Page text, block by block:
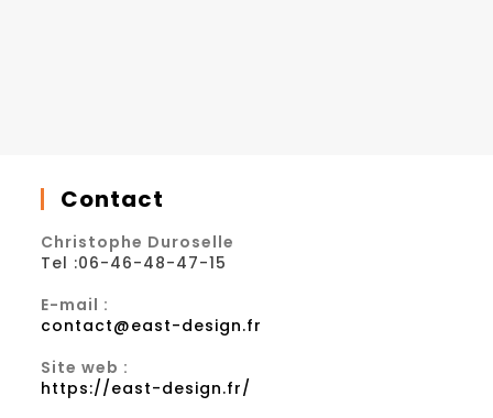
Contact
Christophe Duroselle
Tel :06-46-48-47-15
E-mail :
contact@east-design.fr
Site web :
https://east-design.fr/